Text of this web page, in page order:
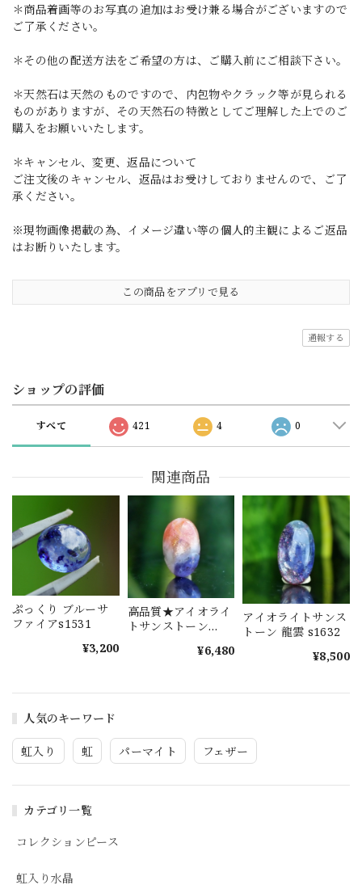
人気のキーワード
虹入り 虹 パーマイト フェザー
カテゴリ一覧
コレクションピース
虹入り水晶
＊商品着画等のお写真の追加はお受け兼る場合がございますので
ご了承ください。
＊その他の配送方法をご希望の方は、ご購入前にご相談下さい。
＊天然石は天然のものですので、内包物やクラック等が見られる
ものがありますが、その天然石の特徴としてご理解した上でのご
購入をお願いいたします。
＊キャンセル、変更、返品について
ご注文後のキャンセル、返品はお受けしておりませんので、ご了
承ください。
※現物画像掲載の為、イメージ違い等の個人的主観によるご返品
はお断りいたします。
この商品をアプリで見る
通報する
ショップの評価
すべて 421 4 0
関連商品
ぷっくり ブルーサ
ファイアs1531
¥3,200
高品質★アイオライ
トサンストーン
¥6,480
アイオライトサンス
トーン 龍雲 s1632
¥8,500